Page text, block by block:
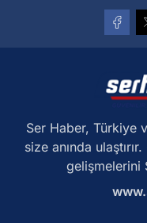
Ser Haber, Türkiye
size anında
gelişmelerini